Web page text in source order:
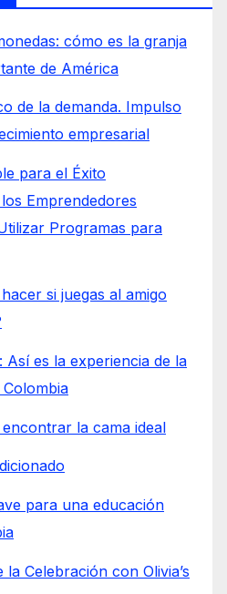
cómo es la granja
de América
de la demanda. Impulso
empresarial
para el Éxito
Emprendedores
Programas para
si juegas al amigo
Así es la experiencia de la
la cama ideal
para una educación
Celebración con Olivia’s